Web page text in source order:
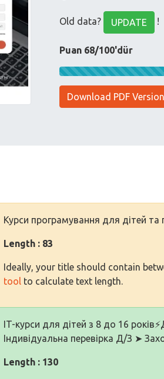
Old data? UPDATE !
Puan 68/100'dür
Download PDF Version
Курси програмування для дітей та
Length : 83
Ideally, your title should contain
tool to calculate text length.
IT-курси для дітей з 8 до 16
Індивідуальна перевірка Д/З ➤
Length : 130